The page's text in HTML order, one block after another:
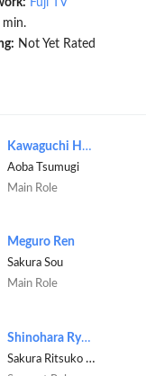
Fuji TV
min.
Not Yet Rated
Kawaguchi Haruna
Aoba Tsumugi
Main Role
Meguro Ren
Sakura Sou
Main Role
Shinohara Ryoko
Sakura Ritsuko [Sou's mother]